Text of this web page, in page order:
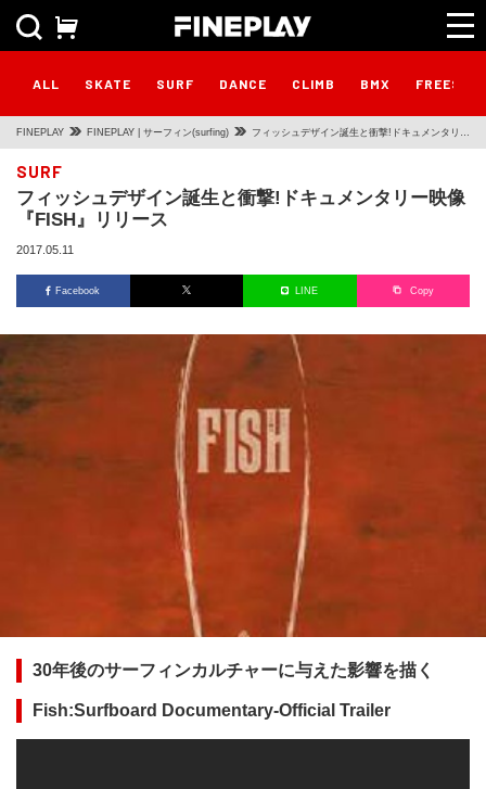
ALL SKATE SURF DANCE CLIMB BMX
FINEPLAY FINEPLAY | サーフィン(surfing) フィッシュデザイン誕生と衝撃!ドキュメンタリー
SURF
フィッシュデザイン誕生と衝撃!ドキュメンタリー映像
『FISH』リリース
2017.05.11
Facebook LINE Copy
30年後のサーフィンカルチャーに与えた影響を描く
Fish:Surfboard Documentary-Official Trailer